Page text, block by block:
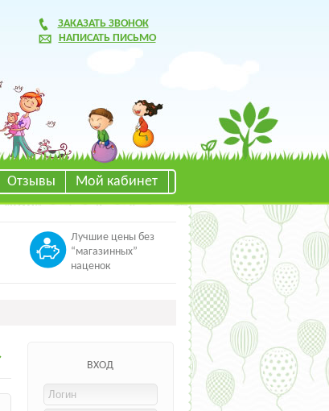
ЗАКАЗАТЬ ЗВОНОК
НАПИСАТЬ ПИСЬМО
Отзывы Мой кабинет
Лучшие цены без
“магазинных”
наценок
ВХОД